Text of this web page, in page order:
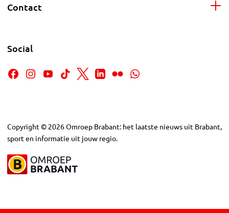
Contact
Social
Copyright © 2026Omroep Brabant: het laatste nieuws uit Brabant,
sport en informatie uit jouw regio.